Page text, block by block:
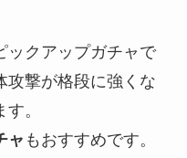
ックアップガチャで
攻撃が格段に強くな
。
ャ もおすすめです。